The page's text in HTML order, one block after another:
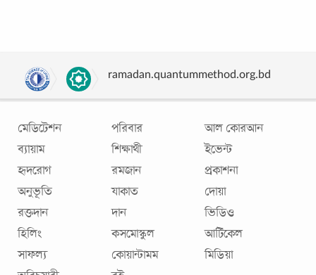
ramadan.quantummethod.org.bd
মেডিটেশন
ব্যায়াম
হৃদরোগ
অনুভূতি
রক্তদান
হিলিং
সাফল্য
পরিবার
শিক্ষার্থী
রমজান
যাকাত
দান
কসমোস্কুল
কোয়ান্টামম
আল কোরআন
ইভেন্ট
প্রকাশনা
দোয়া
ভিডিও
আর্টিকেল
মিডিয়া